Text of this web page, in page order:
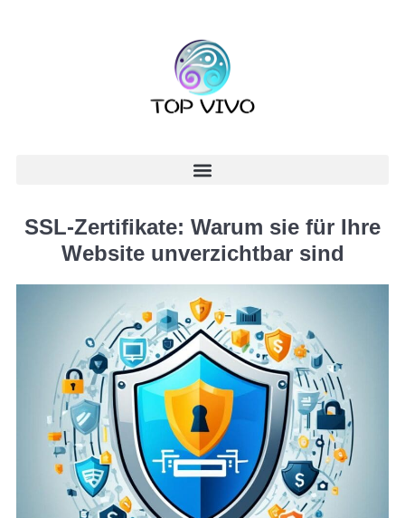
SSL-Zertifikate: Warum sie für Ihre
Website unverzichtbar sind